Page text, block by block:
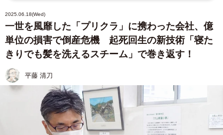
2025.06.18(Wed)
一世を風靡した「プリクラ」に携わった会社、億
単位の損害で倒産危機 起死回生の新技術「寝た
きりでも髪を洗えるスチーム」で巻き返す！
平藤 清刀